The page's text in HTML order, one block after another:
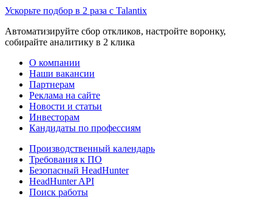
Ускорьте подбор в 2 раза с Talantix
Автоматизируйте сбор откликов, настройте воронку,
собирайте аналитику в 2 клика
О компании
Наши вакансии
Партнерам
Реклама на сайте
Новости и статьи
Инвесторам
Кандидаты по профессиям
Производственный календарь
Требования к ПО
Безопасный HeadHunter
HeadHunter API
Поиск работы